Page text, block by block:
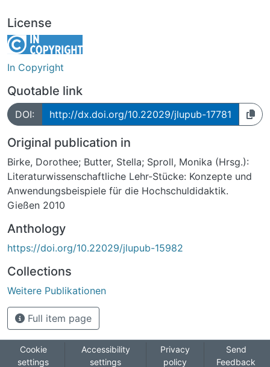
License
In Copyright
Quotable link
DOI: http://dx.doi.org/10.22029/jlupub-17781
Original publication in
Birke, Dorothee; Butter, Stella; Sproll, Monika (Hrsg.):
Literaturwissenschaftliche Lehr-Stücke: Konzepte und
Anwendungsbeispiele für die Hochschuldidaktik.
Gießen 2010
Anthology
https://doi.org/10.22029/jlupub-15982
Collections
Weitere Publikationen
Full item page
Cookie
settings
Accessibility
settings
Privacy
policy
Send
Feedback